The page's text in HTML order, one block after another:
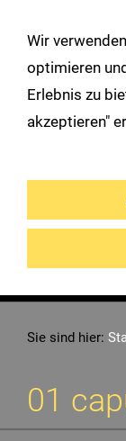
Navigation
Sie sind hier:
01
Wir
optimieren
Erlebnis zu
akzeptieren"